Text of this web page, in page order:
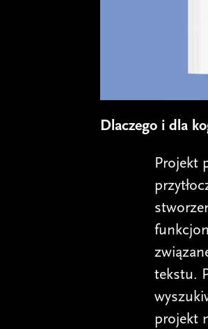
Dlaczego i dla
Projekt
tekstu.
projekt